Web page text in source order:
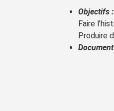
Objectifs :
Faire
Produire